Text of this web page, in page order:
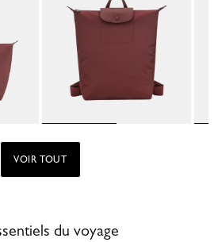
VOIR TOUT
du voyage